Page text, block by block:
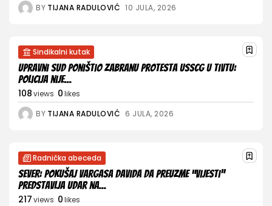
BY TIJANA RADULOVIĆ 10 JULA, 2026
Sindikalni kutak
Upravni sud poništio zabranu protesta USSCG u Tivtu:
Policija nije...
108views 0likes
BY TIJANA RADULOVIĆ 6 JULA, 2026
Radnička abeceda
Sever: Pokušaj Vargasa Davida da preuzme “Vijesti”
predstavlja udar na...
217views 0likes